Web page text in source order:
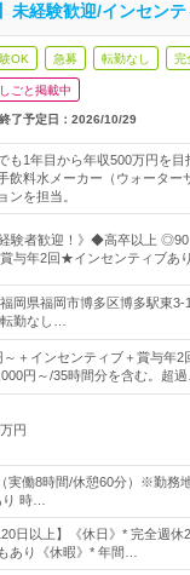
未経験歓迎/インセン
OK 急募 転勤なし 完
ごと掲載中
終了予定日： 2026/10/29
も1年目から年収500万円を
飲料水メーカー（ウォーター
ンを担当。
験者歓迎！》◆高卒以上 ◎90
与年2回★インセンティブあ
福岡県福岡市博多区博多駅東3-
勤なし…
～＋インセンティブ＋賞与年
円～/35時間分を含む。超過
円
実働8時間/休憩60分）※勤務
時…
日以上】《休日》* 完全週
あり《休暇》* 年間…